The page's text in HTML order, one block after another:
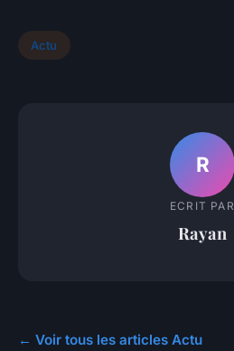
Actu
R
ECRIT PAR
Rayan
← Voir tous les articles Actu